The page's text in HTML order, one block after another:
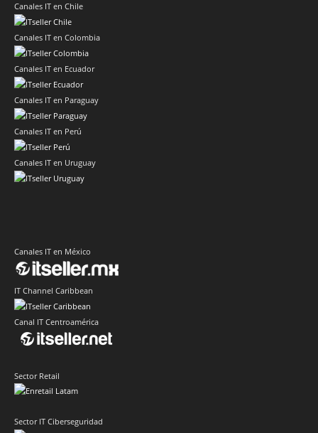
Canales IT en Chile
Canales IT en Colombia
Canales IT en Ecuador
Canales IT en Paraguay
Canales IT en Perú
Canales IT en Uruguay
Canales IT en México
IT Channel Caribbean
Canal IT Centroamérica
Sector Retail
Sector IT Ciberseguridad